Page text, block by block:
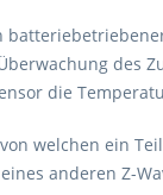
des
die
welchen ein
anderen Z-